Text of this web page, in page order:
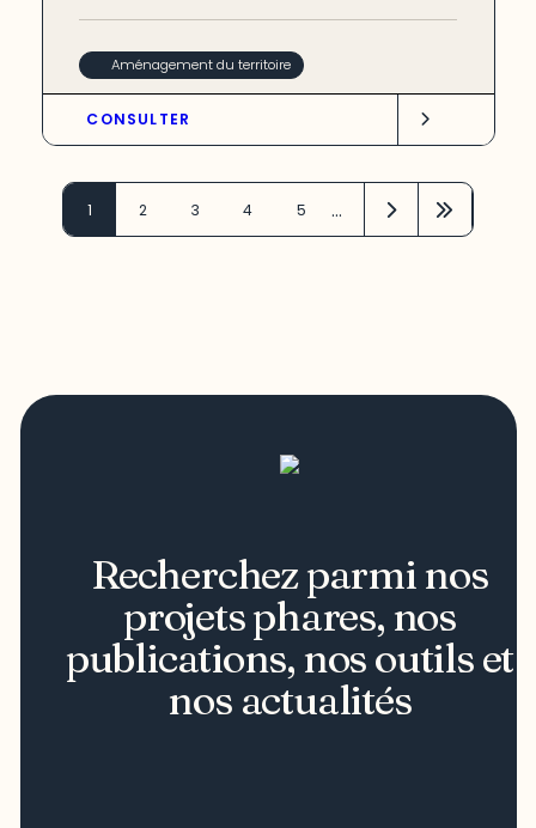
Aménagement du territoire
CONSULTER
1 2 3 4 5 …
Recherchez parmi nos
projets phares, nos
publications, nos outils et
nos actualités